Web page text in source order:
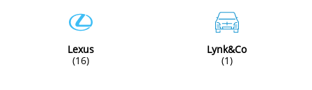
Lexus
(16)
Lynk&Co
(1)